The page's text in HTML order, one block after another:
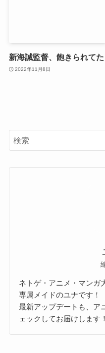
新海誠監督、飽きられてた
2022年11月8日
ネトゲ・アニメ・マンガ
専属メイドのユナです！
最新アップデートも、ア
ェックしてお届けします！